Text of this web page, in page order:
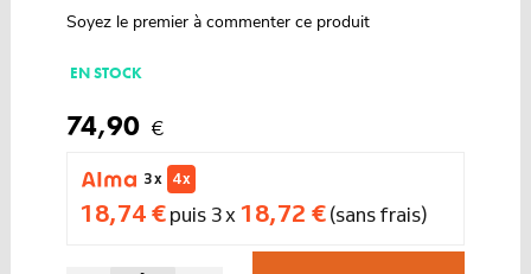
Soyez le premier à commenter ce produit
EN STOCK
74,90 €
3 x 4 x
18,74 €puis 3 x 18,72 €(sans frais)